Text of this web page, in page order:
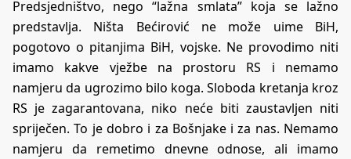
Predsjedništvo, nego “lažna smlata” koja se lažno
predstavlja. Ništa Bećirović ne može uime BiH,
pogotovo o pitanjima BiH, vojske. Ne provodimo niti
imamo kakve vježbe na prostoru RS i nemamo
namjeru da ugrozimo bilo koga. Sloboda kretanja kroz
RS je zagarantovana, niko neće biti zaustavljen niti
spriječen. To je dobro i za Bošnjake i za nas. Nemamo
namjeru da remetimo dnevne odnose, ali imamo